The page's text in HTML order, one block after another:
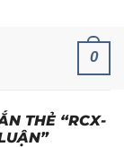
0
THẺ “RCX-